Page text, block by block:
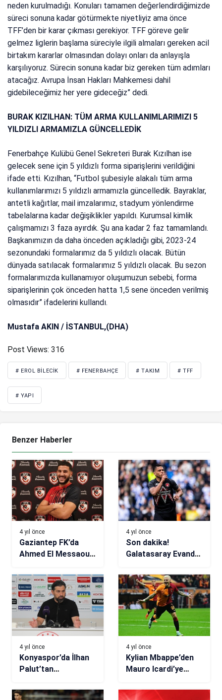
neden kurulmadığı. Konuları tamamen değerlendirdiğimizde
süreci sonuna kadar götürmekte niyetliyiz ama önce
TFF’den bir karar çıkması gerekiyor. TFF göreve gelir
gelmez liglerin başlama süreciyle ilgili almaları gereken acil
birtakım kararlar olmasından dolayı onları da anlayışla
karşılıyoruz. Sürecin sonuna kadar biz gereken tüm adımları
atacağız. Avrupa İnsan Hakları Mahkemesi dahil
gidebileceğimiz her yere gideceğiz” dedi.
BURAK KIZILHAN: TÜM ARMA KULLANIMLARIMIZI 5
YILDIZLI ARMAMIZLA GÜNCELLEDİK
Fenerbahçe Kulübü Genel Sekreteri Burak Kızılhan ise
gelecek sene için 5 yıldızlı forma siparişlerini verildiğini
ifade etti. Kızılhan, “Futbol şubesiyle alakalı tüm arma
kullanımlarımızı 5 yıldızlı armamızla güncelledik. Bayraklar,
antetli kağıtlar, mail imzalarımız, stadyum yönlendirme
tabelalarına kadar değişiklikler yapıldı. Kurumsal kimlik
çalışmamızı 3 faza ayırdık. Şu ana kadar 2 faz tamamlandı.
Başkanımızın da daha önceden açıkladığı gibi, 2023-24
sezonundaki formalarımız da 5 yıldızlı olacak. Bütün
dünyada satılacak formalarımız 5 yıldızlı olacak. Bu sezon
formalarımızda kullanamıyor oluşumuzun sebebi, forma
siparişlerinin çok önceden hatta 1,5 sene önceden verilmiş
olmasıdır” ifadelerini kullandı.
Mustafa AKIN / İSTANBUL,(DHA)
Post Views: 316
# EROL BILECIK # FENERBAHÇE # TAKIM # TFF
# YAPI
Benzer Haberler
4 yıl önce
Gaziantep FK’da
Ahmed El Messaoudi
4 yıl önce
Son dakika!
Galatasaray Evander
4 yıl önce
Konyaspor’da İlhan
Palut’tan
4 yıl önce
Kylian Mbappe’den
Mauro Icardi’ye